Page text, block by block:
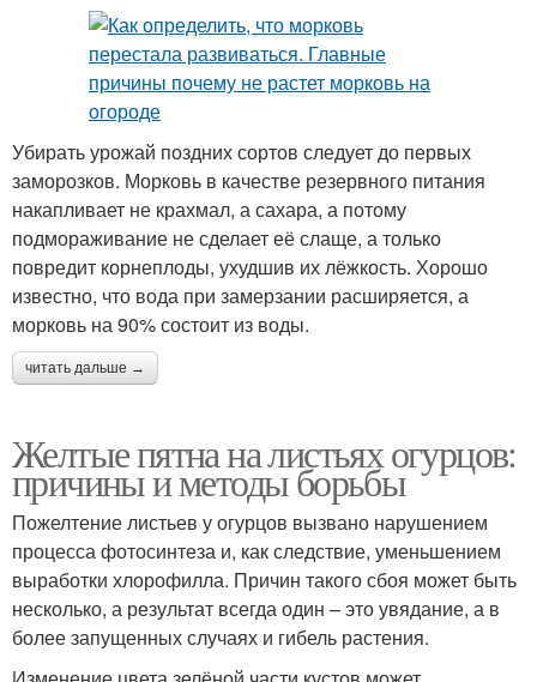
Убирать урожай поздних сортов следует до первых
заморозков. Морковь в качестве резервного питания
накапливает не крахмал, а сахара, а потому
подмораживание не сделает её слаще, а только
повредит корнеплоды, ухудшив их лёжкость. Хорошо
известно, что вода при замерзании расширяется, а
морковь на 90% состоит из воды.
читать дальше →
Желтые пятна на листьях огурцов:
причины и методы борьбы
Пожелтение листьев у огурцов вызвано нарушением
процесса фотосинтеза и, как следствие, уменьшением
выработки хлорофилла. Причин такого сбоя может быть
несколько, а результат всегда один – это увядание, а в
более запущенных случаях и гибель растения.